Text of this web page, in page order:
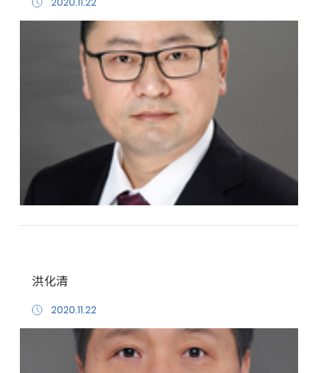
洪化清
2020.11.22